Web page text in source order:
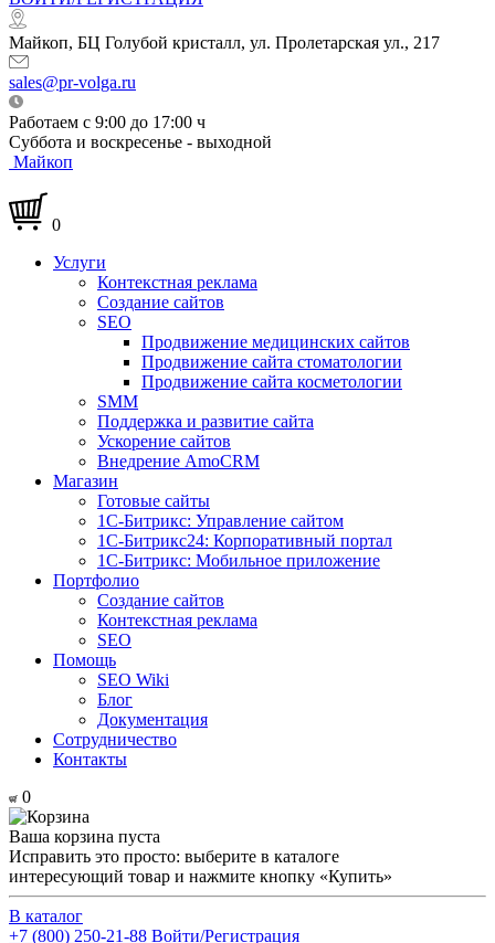
Майкоп, БЦ Голубой кристалл, ул. Пролетарская ул., 217
sales@pr-volga.ru
Работаем с 9:00 до 17:00 ч
Суббота и воскресенье - выходной
Майкоп
0
Услуги
Контекстная реклама
Создание сайтов
SEO
Продвижение медицинских сайтов
Продвижение сайта стоматологии
Продвижение сайта косметологии
SMM
Поддержка и развитие сайта
Ускорение сайтов
Внедрение AmoCRM
Магазин
Готовые сайты
1С-Битрикс: Управление сайтом
1С-Битрикс24: Корпоративный портал
1С-Битрикс: Мобильное приложение
Портфолио
Создание сайтов
Контекстная реклама
SEO
Помощь
SEO Wiki
Блог
Документация
Сотрудничество
Контакты
0
Ваша корзина пуста
Исправить это просто: выберите в каталоге
интересующий товар и нажмите кнопку «Купить»
В каталог
+7 (800) 250-21-88 Войти/Регистрация